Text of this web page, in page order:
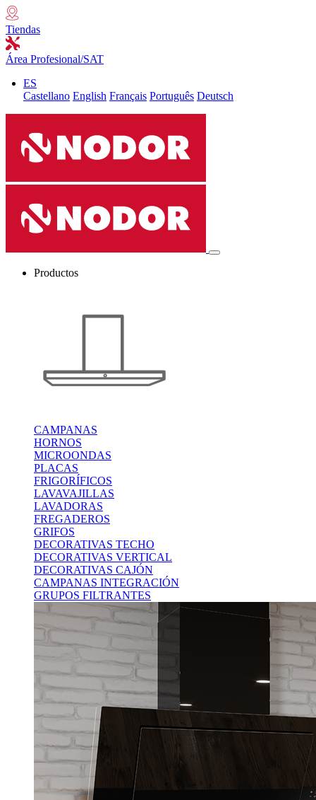
Tiendas
Área Profesional/SAT
ES
Castellano English Français Português Deutsch
Productos
CAMPANAS
HORNOS
MICROONDAS
PLACAS
FRIGORÍFICOS
LAVAVAJILLAS
LAVADORAS
FREGADEROS
GRIFOS
DECORATIVAS TECHO
DECORATIVAS VERTICAL
DECORATIVAS CAJÓN
CAMPANAS INTEGRACIÓN
GRUPOS FILTRANTES